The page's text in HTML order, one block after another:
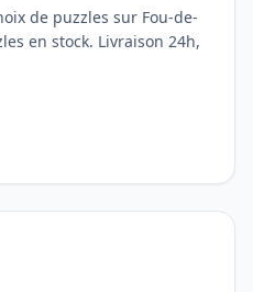
de puzzles sur Fou-de-
en stock. Livraison 24h,